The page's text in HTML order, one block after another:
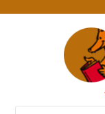
Skip
Skip
Skip